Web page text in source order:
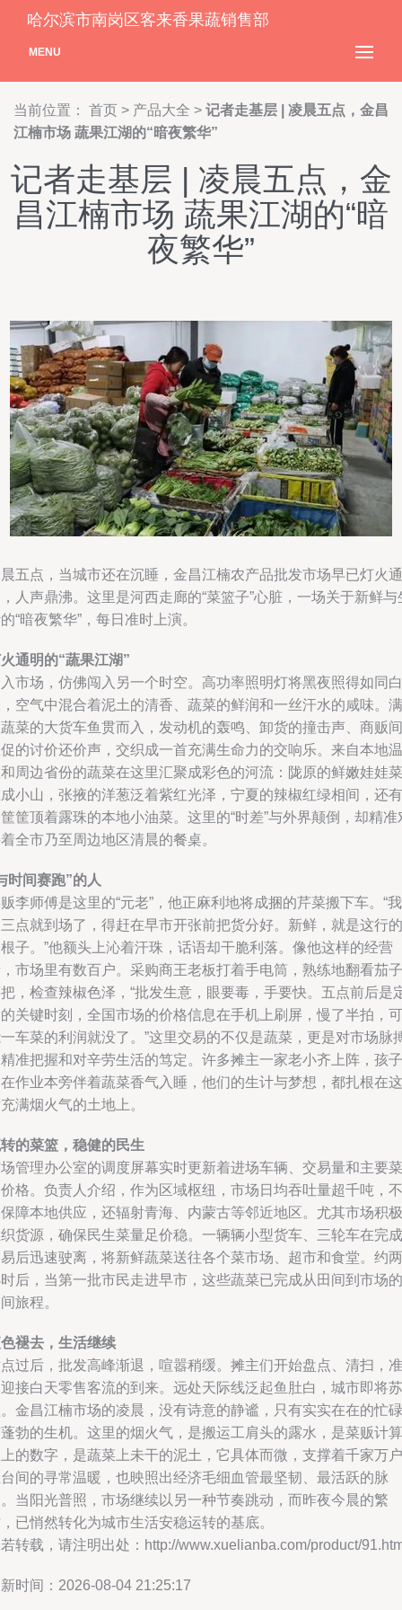
哈尔滨市南岗区客来香果蔬销售部
MENU
当前位置： 首页 > 产品大全 > 记者走基层 | 凌晨五点，金昌
江楠市场 蔬果江湖的“暗夜繁华”
记者走基层 | 凌晨五点，金
昌江楠市场 蔬果江湖的“暗
夜繁华”
五点，当城市还在沉睡，金昌江楠农产品批发市场早已灯火通
人声鼎沸。这里是河西走廊的“菜篮子”心脏，一场关于新鲜与
“暗夜繁华”，每日准时上演。
通明的“蔬果江湖”
市场，仿佛闯入另一个时空。高功率照明灯将黑夜照得如同白
空气中混合着泥土的清香、蔬菜的鲜润和一丝汗水的咸味。满
菜的大货车鱼贯而入，发动机的轰鸣、卸货的撞击声、商贩间
的讨价还价声，交织成一首充满生命力的交响乐。来自本地温
周边省份的蔬菜在这里汇聚成彩色的河流：陇原的鲜嫩娃娃菜
小山，张掖的洋葱泛着紫红光泽，宁夏的辣椒红绿相间，还有
筐顶着露珠的本地小油菜。这里的“时差”与外界颠倒，却精准
全市乃至周边地区清晨的餐桌。
时间赛跑”的人
李师傅是这里的“元老”，他正麻利地将成捆的芹菜搬下车。“我
点就到场了，得赶在早市开张前把货分好。新鲜，就是这行的
子。”他额头上沁着汗珠，话语却干脆利落。像他这样的经营
市场里有数百户。采购商王老板打着手电筒，熟练地翻看茄子
，检查辣椒色泽，“批发生意，眼要毒，手要快。五点前后是
关键时刻，全国市场的价格信息在手机上刷屏，慢了半拍，可
车菜的利润就没了。”这里交易的不仅是蔬菜，更是对市场脉
准把握和对辛劳生活的笃定。许多摊主一家老小齐上阵，孩子
作业本旁伴着蔬菜香气入睡，他们的生计与梦想，都扎根在这
满烟火气的土地上。
的菜篮，稳健的民生
管理办公室的调度屏幕实时更新着进场车辆、交易量和主要菜
格。负责人介绍，作为区域枢纽，市场日均吞吐量超千吨，不
障本地供应，还辐射青海、内蒙古等邻近地区。尤其市场积极
货源，确保民生菜量足价稳。一辆辆小型货车、三轮车在完成
后迅速驶离，将新鲜蔬菜送往各个菜市场、超市和食堂。约两
后，当第一批市民走进早市，这些蔬菜已完成从田间到市场的
旅程。
褪去，生活继续
过后，批发高峰渐退，喧嚣稍缓。摊主们开始盘点、清扫，准
接白天零售客流的到来。远处天际线泛起鱼肚白，城市即将苏
金昌江楠市场的凌晨，没有诗意的静谧，只有实实在在的忙碌
勃的生机。这里的烟火气，是搬运工肩头的露水，是菜贩计算
的数字，是蔬菜上未干的泥土，它具体而微，支撑着千家万户
间的寻常温暖，也映照出经济毛细血管最坚韧、最活跃的脉
当阳光普照，市场继续以另一种节奏跳动，而昨夜今晨的繁
已悄然转化为城市生活安稳运转的基底。
转载，请注明出处：http://www.xuelianba.com/product/
时间：2026-08-04 21:25:17